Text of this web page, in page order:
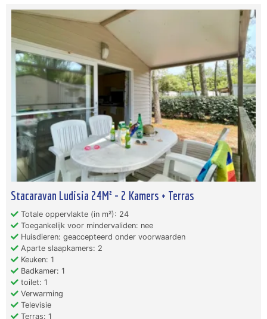
Stacaravan Ludisia 24M² - 2 Kamers + Terras
Totale oppervlakte (in m²): 24
Toegankelijk voor mindervaliden: nee
Huisdieren: geaccepteerd onder voorwaarden
Aparte slaapkamers: 2
Keuken: 1
Badkamer: 1
toilet: 1
Verwarming
Televisie
Terras: 1